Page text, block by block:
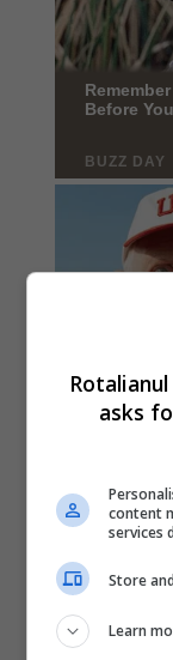
asks
content
services
Store
Learn